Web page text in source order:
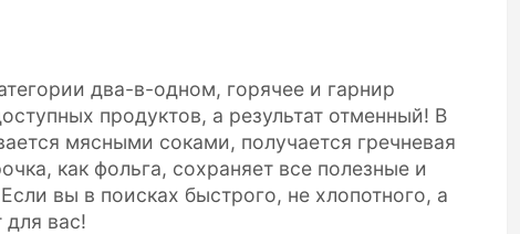
два-в-одном, горячее и гарнир
продуктов, а результат отменный! В
мясными соками, получается гречневая
как фольга, сохраняет все полезные и
вы в поисках быстрого, не хлопотного, а
для вас!